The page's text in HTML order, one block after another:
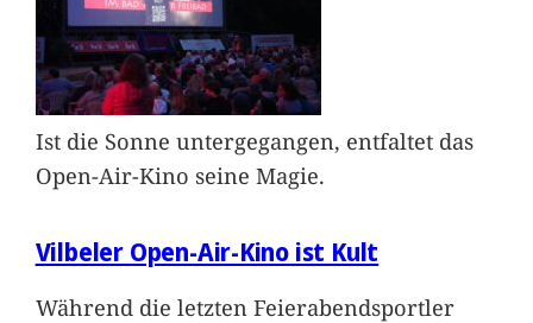
Ist die Sonne untergegangen, entfaltet das
Open-Air-Kino seine Magie.
Vilbeler Open-Air-Kino ist Kult
Während die letzten Feierabendsportler